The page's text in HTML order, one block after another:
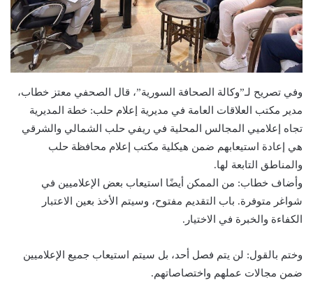
وفي تصريح لـ”وكالة الصحافة السورية”، قال الصحفي معتز خطاب،
مدير مكتب العلاقات العامة في مديرية إعلام حلب: خطة المديرية
تجاه إعلاميي المجالس المحلية في ريفي حلب الشمالي والشرقي
هي إعادة استيعابهم ضمن هيكلية مكتب إعلام محافظة حلب
والمناطق التابعة لها.
وأضاف خطاب: من الممكن أيضًا استيعاب بعض الإعلاميين في
شواغر متوفرة. باب التقديم مفتوح، وسيتم الأخذ بعين الاعتبار
الكفاءة والخبرة في الاختيار.
وختم بالقول: لن يتم فصل أحد، بل سيتم استيعاب جميع الإعلاميين
ضمن مجالات عملهم واختصاصاتهم.